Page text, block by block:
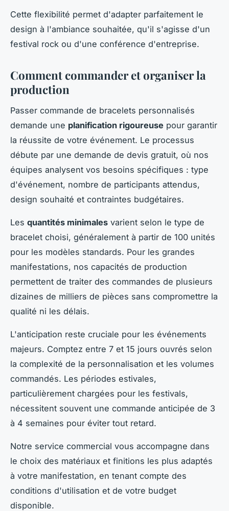
Cette flexibilité permet d'adapter parfaitement le
design à l'ambiance souhaitée, qu'il s'agisse d'un
festival rock ou d'une conférence d'entreprise.
Comment commander et organiser la
production
Passer commande de bracelets personnalisés
demande une planification rigoureuse pour garantir
la réussite de votre événement. Le processus
débute par une demande de devis gratuit, où nos
équipes analysent vos besoins spécifiques : type
d'événement, nombre de participants attendus,
design souhaité et contraintes budgétaires.
Les quantités minimales varient selon le type de
bracelet choisi, généralement à partir de 100 unités
pour les modèles standards. Pour les grandes
manifestations, nos capacités de production
permettent de traiter des commandes de plusieurs
dizaines de milliers de pièces sans compromettre la
qualité ni les délais.
L'anticipation reste cruciale pour les événements
majeurs. Comptez entre 7 et 15 jours ouvrés selon
la complexité de la personnalisation et les volumes
commandés. Les périodes estivales,
particulièrement chargées pour les festivals,
nécessitent souvent une commande anticipée de 3
à 4 semaines pour éviter tout retard.
Notre service commercial vous accompagne dans
le choix des matériaux et finitions les plus adaptés
à votre manifestation, en tenant compte des
conditions d'utilisation et de votre budget
disponible.